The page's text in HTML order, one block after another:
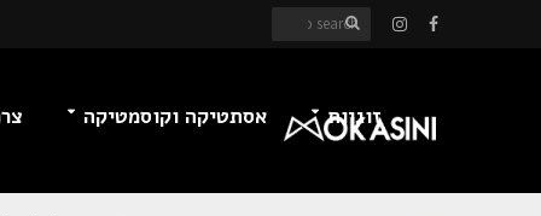
זוגיות אסתטיקה וקוסמטיקה